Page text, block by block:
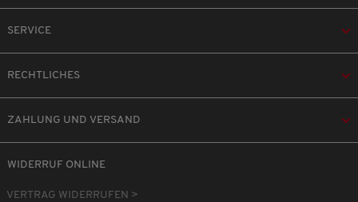
SERVICE
RECHTLICHES
ZAHLUNG UND VERSAND
WIDERRUF ONLINE
VERTRAG WIDERRUFEN >